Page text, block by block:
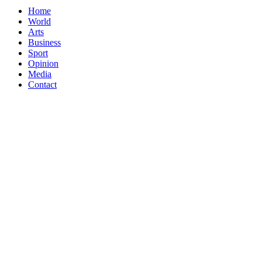
Home
World
Arts
Business
Sport
Opinion
Media
Contact